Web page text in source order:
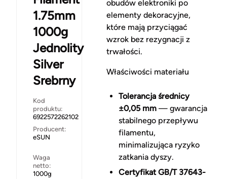
1.75mm
1000g
Jednolity
Silver
Srebrny
Kod
produktu:
6922572262102
Producent:
eSUN
Waga
netto:
1000g
obudów elektroniki po
elementy dekoracyjne,
które mają przyciągać
wzrok bez rezygnacji z
trwałości.
Właściwości materiału
Tolerancja średnicy
±0,05 mm— gwarancja
stabilnego przepływu
filamentu,
minimalizująca ryzyko
zatkania dyszy.
Certyfikat GB/T 37643-